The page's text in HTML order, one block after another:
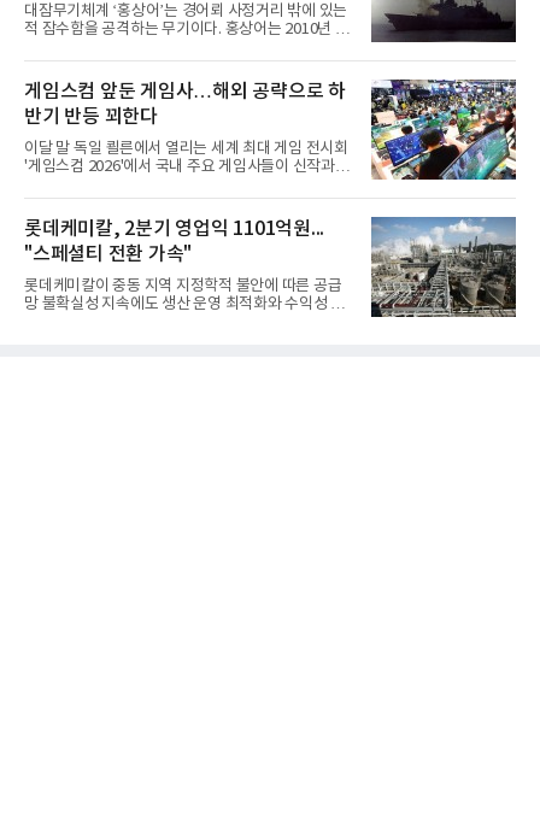
대잠무기체계 ‘홍상어’는 경어뢰 사정거리 밖에 있는
적 잠수함을 공격하는 무기이다. 홍상어는 2010년 넥
이뤄졌다. 이후 2012년 한국형 구축함(KDX-1) 이상
의 함정에 실전 배치됐다.그해 7월 해군은 동해상에서
성능 검증을 위해 홍상어 시험발사를 실시했다. 이때
홍상어가 목표 지점에서 입수한 후 표적을 타격하지
못하고 물속에서 멈춰버리는 예상 밖의 일이 벌어졌
다. 2차 품질확인 사격 시험에서도 만족스러운 결과를
얻지 못했다. 완벽한 신뢰성 확보를 위해 LIG넥스원은
분야를
게임스컴 앞둔 게임사…해외 공략으로 하
반기 반등 꾀한다
이달 말 독일 쾰른에서 열리는 세계 최대 게임 전시회
'게임스컴 2026'에서 국내 주요 게임사들이 신작과 글
체별로 엇갈린 가운데 하반기 신작 흥행과 해외 시장
성과가 실적을 좌우할 핵심 변수로 떠오르고 있다.8일
업계에 따르면 올해 상반기 게임업계는 기업별 성적
표가 크게 갈렸다. 대표적으로 크래프톤은 'PUBG: 배
틀그라운드'의 안정적인 성장에 힘입어 상반기 연결
기준 매출 2조6616억원, 영업이익 9725억원으로 역
대 최대 실적을 기록했다. 엔씨도 올해 출시한 '아이온
롯데케미칼, 2분기 영업익 1101억원...
"스페셜티 전환 가속"
롯데케미칼이 중동 지역 지정학적 불안에 따른 공급
망 불확실성 지속에도 생산 운영 최적화와 수익성 중